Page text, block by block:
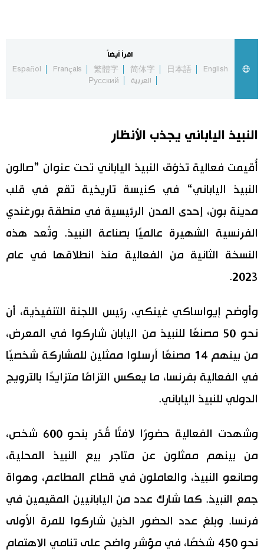
مجتمع
ثقافة
لايف ستايل
طوكيو
اقرأ أيضاً
English
日本語
简体字
繁體字
Français
Español
العربية
Русский
النبيذ الياباني يجذب الأنظار
أُقيمت فعالية تذوّق النبيذ الياباني تحت عنوان ”صالون
النبيذ الياباني“ في كنيسة تاريخية تقع في قلب
مدينة بون، إحدى المدن الرئيسية في منطقة بورغندي
الفرنسية الشهيرة عالميًا بصناعة النبيذ. وتُعد هذه
النسخة الثانية من الفعالية منذ انطلاقها في عام
2023.
وأوضح إيواساكي غينكي، رئيس اللجنة التنفيذية، أن
نحو 50 مصنعًا للنبيذ من اليابان شاركوا في المعرض،
من بينهم 14 مصنعًا أرسلوا ممثلين للمشاركة شخصيًا
في الفعالية بفرنسا، ما يعكس التزامًا متزايدًا بالترويج
الدولي للنبيذ الياباني.
وشهدت الفعالية حضورًا لافتًا قُدّر بنحو 600 شخص،
من بينهم ممثلون عن متاجر بيع النبيذ المحلية،
وصانعو النبيذ، والعاملون في قطاع المطاعم، وهواة
جمع النبيذ. كما شارك عدد من اليابانيين المقيمين في
فرنسا. وبلغ عدد الحضور الذين شاركوا للمرة الأولى
نحو 450 شخصًا، في مؤشر واضح على تنامي الاهتمام